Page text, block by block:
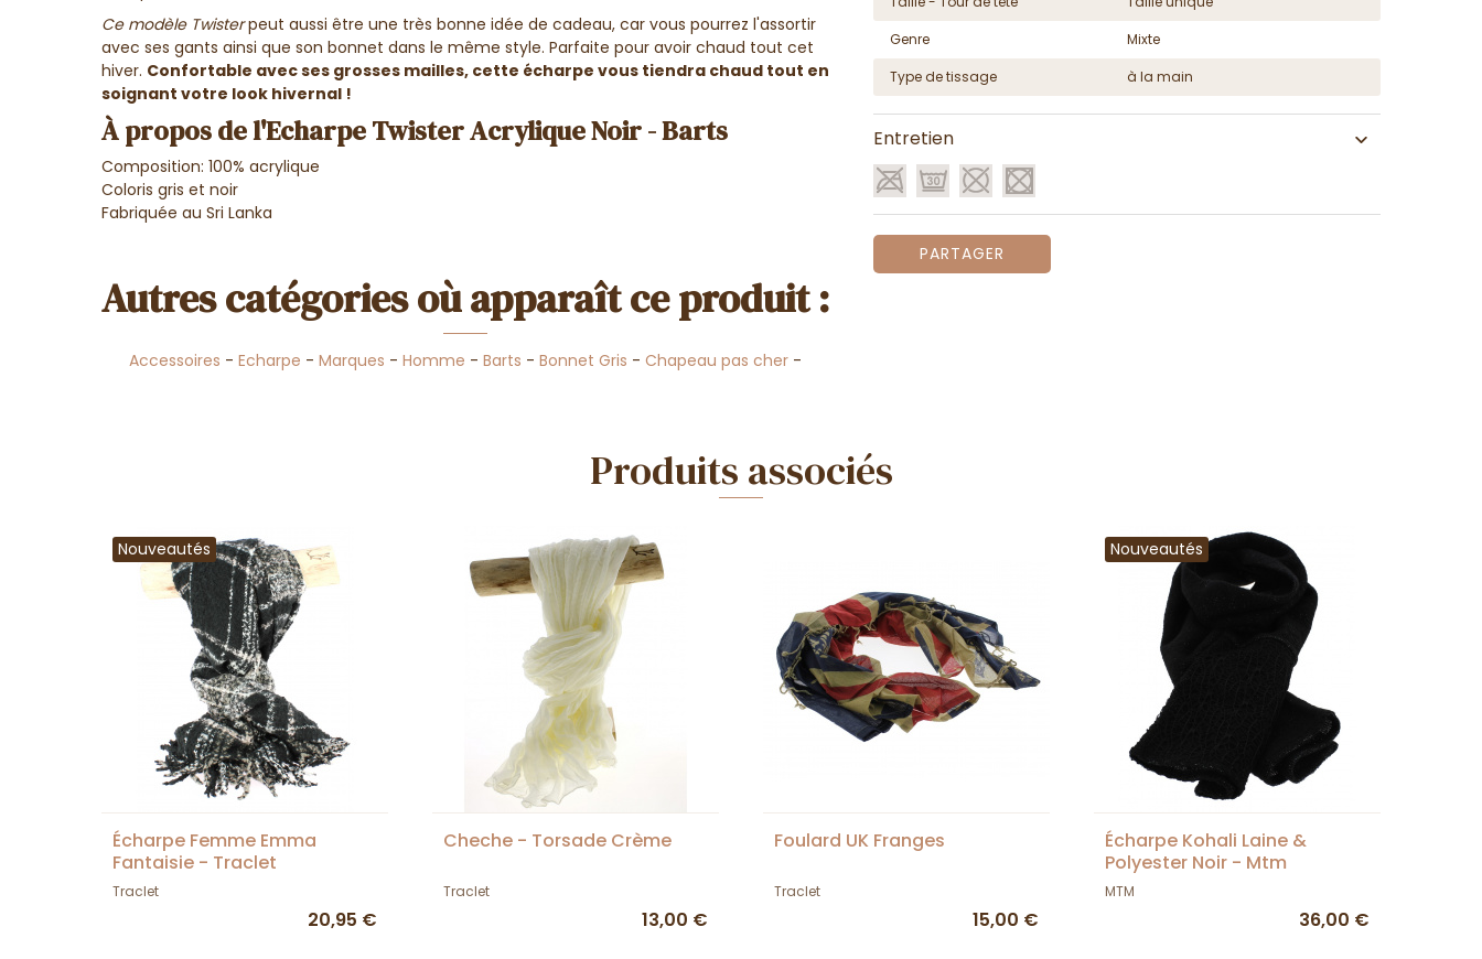
Ce modèle Twisterpeut aussi être une très bonne idée de cadeau, car vous pourrez l'assortir
avec ses gants ainsi que son bonnet dans le même style. Parfaite pour avoir chaud tout cet
hiver. Confortable avec ses grosses mailles, cette écharpe vous tiendra chaud tout en
soignant votre look hivernal !
À propos de l'Echarpe Twister Acrylique Noir - Barts
Composition: 100% acrylique
Coloris gris et noir
Fabriquée au Sri Lanka
Autres catégories où apparaît ce produit :
Accessoires - Echarpe - Marques - Homme - Barts - Bonnet Gris - Chapeau pas cher-
Genre
Mixte
Type de tissage
à la main
Entretien
PARTAGER
Produits associés
Nouveautés
Écharpe Femme Emma
Fantaisie - Traclet
Traclet
20,95 €
Cheche - Torsade Crème
Traclet
13,00 €
Foulard UK Franges
Traclet
15,00 €
Nouveautés
Écharpe Kohali Laine &
Polyester Noir - Mtm
MTM
36,00 €